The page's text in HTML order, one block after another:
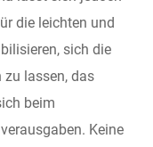
die leichten und
sich die
zu lassen, das
beim
Keine